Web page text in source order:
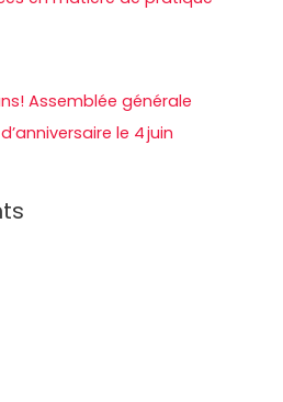
Assemblée générale
le 4 juin